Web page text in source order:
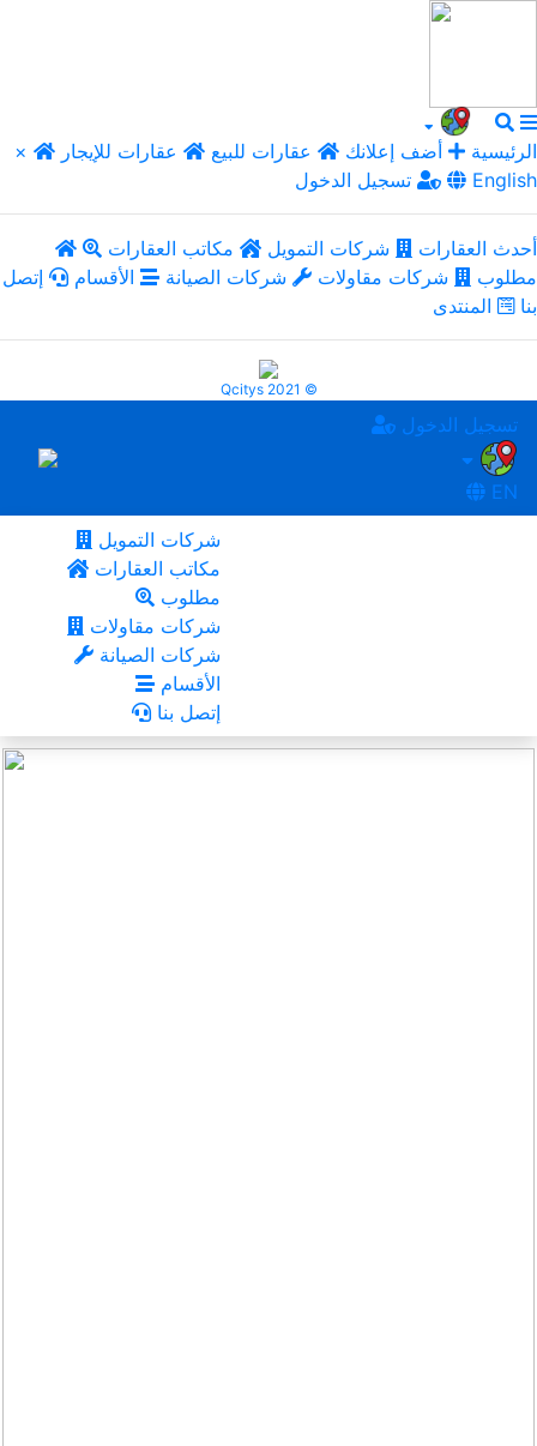
× الرئيسية أضف إعلانك عقارات للبيع
عقارات للإيجار
تسجيل الدخول
English
أحدث العقارات شركات التمويل
مكاتب العقارات
مطلوب
شركات مقاولات شركات الصيانة الأقسام
إتصل
بنا
المنتدى
Qcitys 2021 ©
تسجيل الدخول
EN
شركات التمويل
مكاتب العقارات
مطلوب
شركات مقاولات
شركات الصيانة
الأقسام
إتصل بنا